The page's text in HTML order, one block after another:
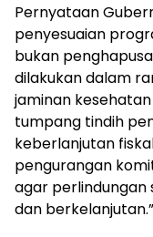
Pernyataan
penyesuaian
bukan
dilakukan dalam
jaminan
tumpang tindih
keberlanjutan
pengurangan
agar perlindungan
dan berkelanjutan.”